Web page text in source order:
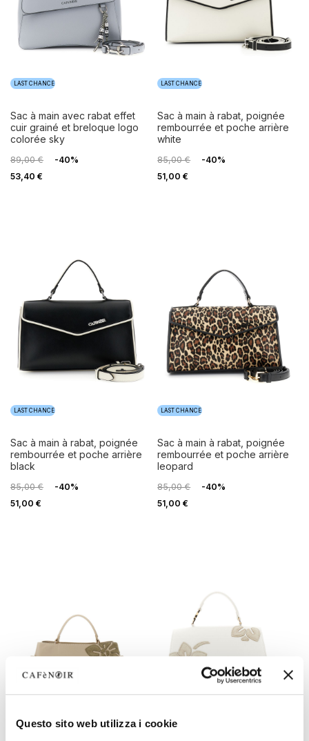
Questo sito web utilizza i cookie
LAST CHANCE
sac à main avec rabat effet
cuir grainé et breloque logo
colorée sky
89,00 €
-40%
53,40 €
LAST CHANCE
sac à main à rabat, poignée
rembourrée et poche arrière
white
85,00 €
-40%
51,00 €
LAST CHANCE
sac à main à rabat, poignée
rembourrée et poche arrière
black
85,00 €
-40%
51,00 €
LAST CHANCE
sac à main à rabat, poignée
rembourrée et poche arrière
leopard
85,00 €
-40%
51,00 €